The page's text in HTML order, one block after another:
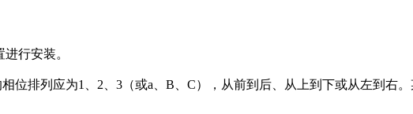
行安装。
位排列应为1、2、3（或a、B、C），从前到后、从上到下或从左到右